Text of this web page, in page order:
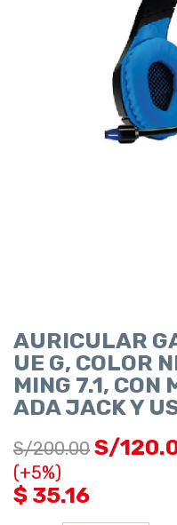
AURICULAR
UE G, COLOR
MING 7.1, CON
ADA JACK Y
S/200.00 S/
(+5%)
$ 35.16